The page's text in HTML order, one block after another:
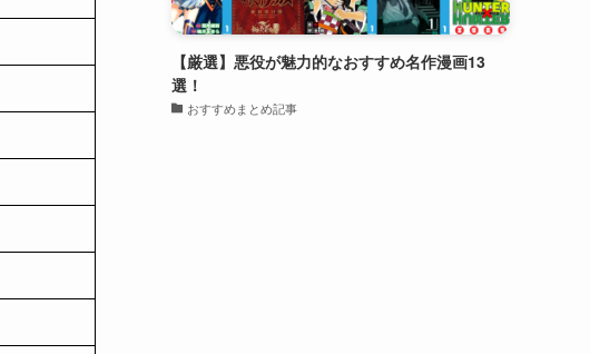
【厳選】悪役が魅力的なおすすめ名作漫画13
選！
おすすめまとめ記事